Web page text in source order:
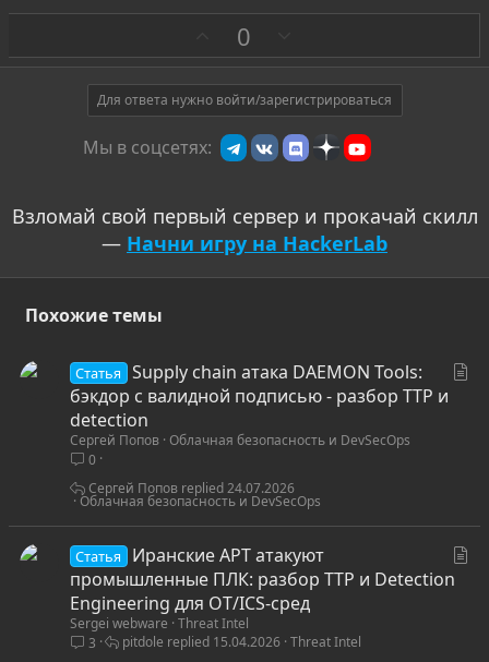
а
0
р
о
т
и
в
Для ответа нужно войти/зарегистрироваться
Мы в соцсетях:
Взломай свой первый сервер и прокачай скилл
— Начни игру на HackerLab
Похожие темы
Статья
Supply chain атака DAEMON Tools:
бэкдор с валидной подписью - разбор TTP и
detection
Сергей Попов Облачная безопасность и DevSecOps
0
Облачная безопасность и DevSecOps
24.07.2026
Сергей Попов
Статья
Иранские APT атакуют
промышленные ПЛК: разбор TTP и Detection
Engineering для OT/ICS-сред
Sergei webware Threat Intel
3
Threat Intel
15.04.2026
pitdole